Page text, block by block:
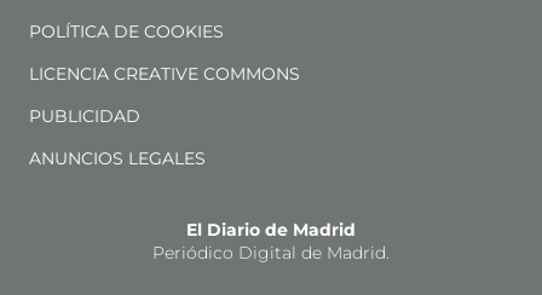
POLÍTICA DE COOKIES
LICENCIA CREATIVE COMMONS
PUBLICIDAD
ANUNCIOS LEGALES
El Diario de Madrid
Periódico Digital de Madrid.